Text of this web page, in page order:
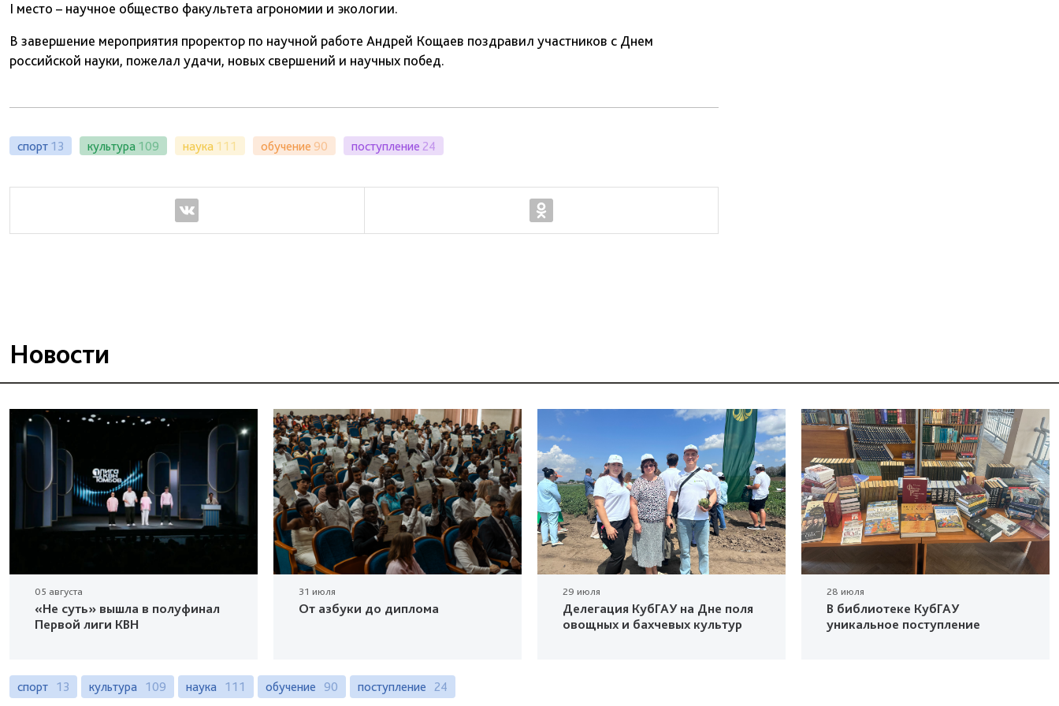
I место – научное общество факультета агрономии и экологии.
В завершение мероприятия проректор по научной работе Андрей Кощаев поздравил участников с Днем
российской науки, пожелал удачи, новых свершений и научных побед.
спорт 13 культура 109 наука 111 обучение 90 поступление 24
Новости
05 августа
«Не суть» вышла в полуфинал
Первой лиги КВН
31 июля
От азбуки до диплома
29 июля
Делегация КубГАУ на Дне поля
овощных и бахчевых культур
28 июля
В библиотеке КубГАУ
уникальное поступление
спорт 13 культура 109 наука 111 обучение 90 поступление 24